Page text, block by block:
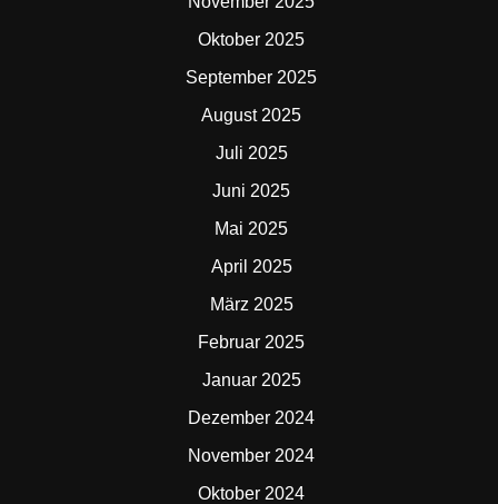
Oktober 2025
September 2025
August 2025
Juli 2025
Juni 2025
Mai 2025
April 2025
März 2025
Februar 2025
Januar 2025
Dezember 2024
November 2024
Oktober 2024